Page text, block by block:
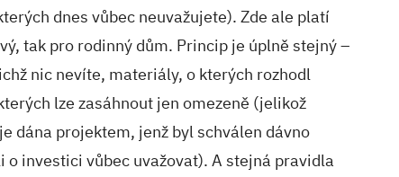
dnes vůbec neuvažujete). Zde ale platí
tak pro rodinný dům. Princip je úplně stejný –
nic nevíte, materiály, o kterých rozhodl
lze zasáhnout jen omezeně (jelikož
dána projektem, jenž byl schválen dávno
o investici vůbec uvažovat). A stejná pravidla